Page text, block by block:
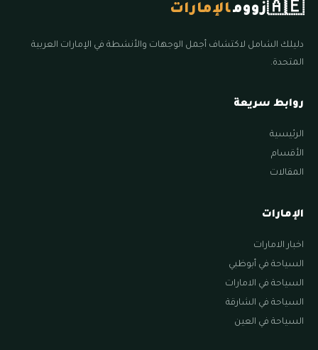
🇦🇪زوومالإمارات
دليلك الشامل لاكتشاف أجمل الوجهات والأنشطة في الإمارات العربية
المتحدة.
روابط سريعة
الرئيسية
الأقسام
المقالات
الإمارات
اخبار الامارات
السياحة في أبوظبي
السياحة في الامارات
السياحة في الشارقة
السياحة في العين